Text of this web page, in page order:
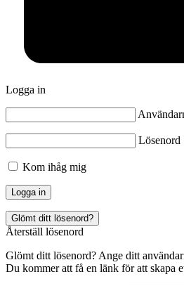
Logga in
Lösenord
Kom ihåg mig
Logga in
Glömt ditt lösenord?
Återställ lösenord
Glömt ditt lösenord? Ange ditt
Du kommer att få en länk för att skapa